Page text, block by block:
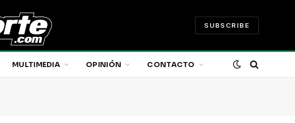
SUBSCRIBE
MULTIMEDIA OPINIÓN CONTACTO